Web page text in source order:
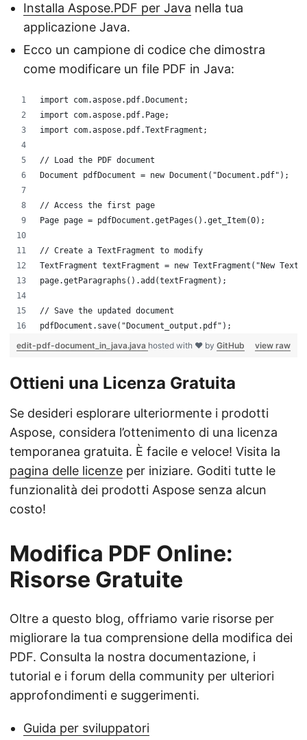
Installa Aspose.PDF per Java nella tua
applicazione Java.
Ecco un campione di codice che dimostra
come modificare un file PDF in Java:
import com.aspose.pdf.Document;
import com.aspose.pdf.Page;
import com.aspose.pdf.TextFragment;
// Load the PDF document
Document pdfDocument = new Document("Document.pdf");
// Access the first page
Page page = pdfDocument.getPages().get_Item(0);
// Create a TextFragment to modify
TextFragment textFragment = new TextFragment("New
page.getParagraphs().add(textFragment);
// Save the updated document
pdfDocument.save("Document_output.pdf");
view raw
edit-pdf-document_in_java.java hosted with ❤ by GitHub
Ottieni una Licenza Gratuita
Se desideri esplorare ulteriormente i prodotti
Aspose, considera l’ottenimento di una licenza
temporanea gratuita. È facile e veloce! Visita la
pagina delle licenze per iniziare. Goditi tutte le
funzionalità dei prodotti Aspose senza alcun
costo!
Modifica PDF Online:
Risorse Gratuite
Oltre a questo blog, offriamo varie risorse per
migliorare la tua comprensione della modifica dei
PDF. Consulta la nostra documentazione, i
tutorial e i forum della community per ulteriori
approfondimenti e suggerimenti.
Guida per sviluppatori